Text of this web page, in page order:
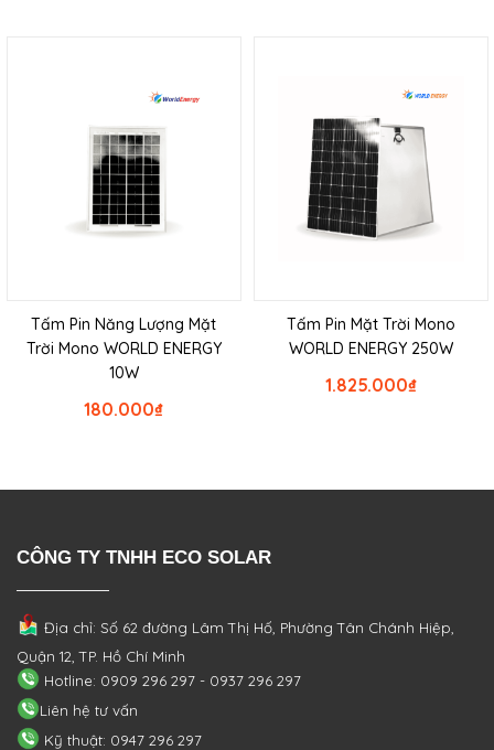
Tấm Pin Năng Lượng Mặt
Trời Mono WORLD ENERGY
10W
₫
180.000
Tấm Pin Mặt Trời Mono
WORLD ENERGY 250W
₫
1.825.000
CÔNG TY TNHH ECO SOLAR
Địa chỉ: Số 62 đường Lâm Thị Hố, PhườngTân Chánh Hiệp,
Quận 12, TP. Hồ Chí Minh
Hotline: 0909 296 297 - 0937 296 297
Liên hệ tư vấn
Kỹ thuật: 0947 296 297